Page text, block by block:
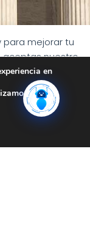
para mejorar tu
aceptas nuestro
en
o